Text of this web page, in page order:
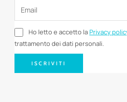
Ho letto e accetto laPrivacy
trattamento dei dati personali.
ISCRIVITI